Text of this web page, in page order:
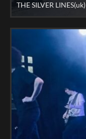
THE SILVER LINES(uk)